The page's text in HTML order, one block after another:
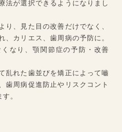
法が選択できるようになりまし
、見た目の改善だけでなく、
、カリエス、歯周病の予防に。
なり、顎関節症の予防・改善
乱れた歯並びを矯正によって嚙
歯周病促進防止やリスクコント
。